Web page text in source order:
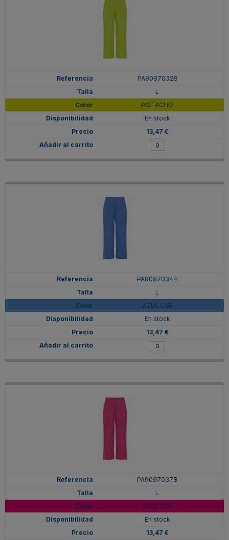
PA90970328
L
PISTACHO
En stock
13,47 €
PA90970344
L
AZUL LAB
En stock
13,47 €
PA90970378
L
ROSETON
En stock
13,47 €